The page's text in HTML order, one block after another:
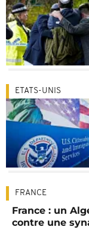
ETATS-UNIS
FRANCE
France : un
contre une